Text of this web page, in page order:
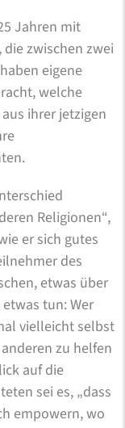
Jahren mit
zwischen zwei
eigene
welche
ihrer jetzigen
Religionen“,
er sich gutes
des
etwas über
tun: Wer
vielleicht selbst
zu helfen
auf die
sei es, „dass
empowern, wo